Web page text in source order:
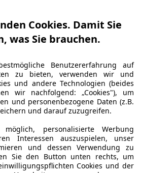
h)
h)
Cookies. Damit Sie
was Sie brauchen.
Benutzererfahrung auf
zu bieten, verwenden wir und
und andere Technologien (beides
wir nachfolgend: „Cookies"), um
und personenbezogene Daten (z.B.
und darauf zuzugreifen.
personalisierte Werbung
Interessen auszuspielen, unser
und dessen Verwendung zu
Sie den Button unten rechts, um
Cookies und der